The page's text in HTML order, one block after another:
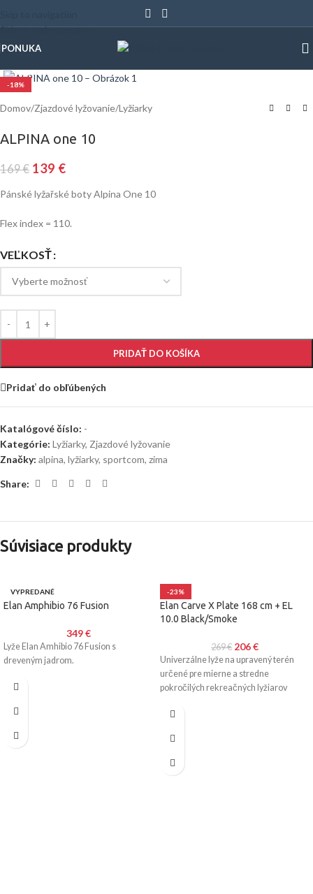
Skip to main content
PONUKA
-18%
Domov/Zjazdové lyžovanie/Lyžiarky
ALPINA one 10
169€ 139 €
Pánské lyžařské boty Alpina One 10
Flex index = 110.
VEĽKOSŤ
PRIDAŤ DO KOŠÍKA
Pridať do obľúbených
Katalógové číslo: -
Kategórie: Lyžiarky, Zjazdové lyžovanie
Značky: alpina, lyžiarky, sportcom, zima
Share:
Súvisiace produkty
VYPREDANÉ
Elan Amphibio 76 Fusion
349€
Lyže Elan Amhibio 76 Fusion s
dreveným jadrom.
-23%
Elan Carve X Plate 168 cm + EL
10.0 Black/Smoke
269€ 206€
Univerzálne lyže na upravený terén
určené pre mierne a stredne
pokročilých rekreačných lyžiarov